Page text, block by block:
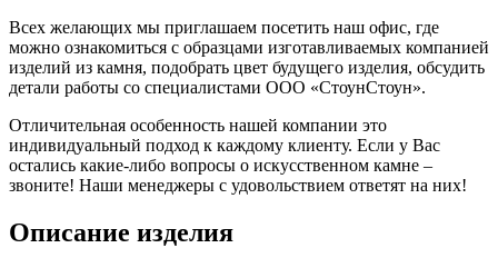
Всех желающих мы приглашаем посетить наш офис, где
можно ознакомиться с образцами изготавливаемых компанией
изделий из камня, подобрать цвет будущего изделия, обсудить
детали работы со специалистами ООО «СтоунСтоун».
Отличительная особенность нашей компании это
индивидуальный подход к каждому клиенту. Если у Вас
остались какие-либо вопросы о искусственном камне –
звоните! Наши менеджеры с удовольствием ответят на них!
Описание изделия